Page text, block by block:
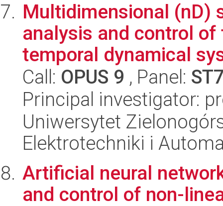
Multidimensional (nD)
analysis and control
temporal dynamical
Call: OPUS 9 , Panel:
Principal investigator:
Uniwersytet
Elektrotechniki i
Artificial neural
and control of non-